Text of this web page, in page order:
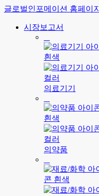
글로벌인포메이션 홈페이지
시장보고서
의료기기
의약품